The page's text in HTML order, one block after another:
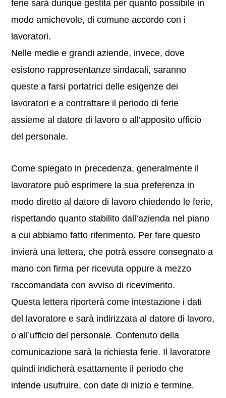
ferie sarà dunque gestita per quanto possibile in
modo amichevole, di comune accordo con i
lavoratori.
Nelle medie e grandi aziende, invece, dove
esistono rappresentanze sindacali, saranno
queste a farsi portatrici delle esigenze dei
lavoratori e a contrattare il periodo di ferie
assieme al datore di lavoro o all’apposito ufficio
del personale.
Come spiegato in precedenza, generalmente il
lavoratore può esprimere la sua preferenza in
modo diretto al datore di lavoro chiedendo le ferie,
rispettando quanto stabilito dall’azienda nel piano
a cui abbiamo fatto riferimento. Per fare questo
invierà una lettera, che potrà essere consegnato a
mano con firma per ricevuta oppure a mezzo
raccomandata con avviso di ricevimento.
Questa lettera riporterà come intestazione i dati
del lavoratore e sarà indirizzata al datore di lavoro,
o all’ufficio del personale. Contenuto della
comunicazione sarà la richiesta ferie. Il lavoratore
quindi indicherà esattamente il periodo che
intende usufruire, con date di inizio e termine.